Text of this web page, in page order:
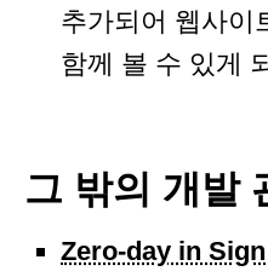
추가되어 웹사이
함께 볼 수 있게
그 밖의 개발
Zero-day in